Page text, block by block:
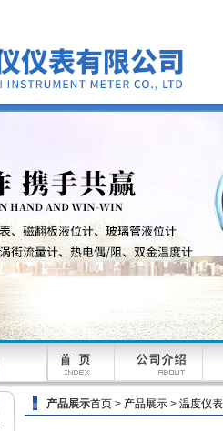
产品展示首页 > 产品展示 > 温度仪表